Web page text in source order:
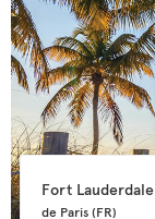
Fort Lauderdale
de Paris (FR)